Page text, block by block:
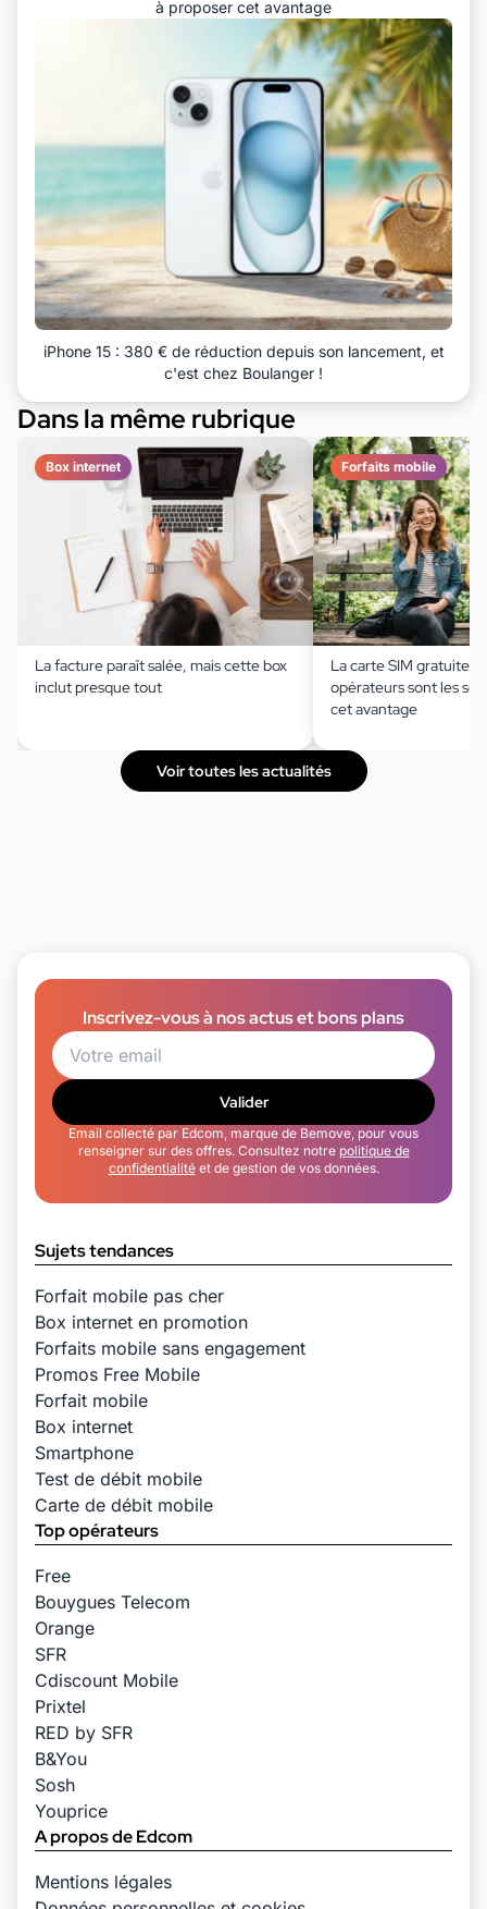
à proposer cet avantage
iPhone 15 : 380 € de réduction depuis son lancement, et
c'est chez Boulanger !
Dans la même rubrique
Box internet
La facture paraît salée, mais cette box
inclut presque tout
Forfaits mobile
La carte SIM gratuite ?
opérateurs sont les
cet avantage
Voir toutes les actualités
Inscrivez-vous à nos actus et bons plans
Valider
Email collecté par Edcom, marque de Bemove, pour vous
renseigner sur des offres. Consultez notre politique de
confidentialitéet de gestion de vos données.
Sujets tendances
Forfait mobile pas cher
Box internet en promotion
Forfaits mobile sans engagement
Promos Free Mobile
Forfait mobile
Box internet
Smartphone
Test de débit mobile
Carte de débit mobile
Top opérateurs
Free
Bouygues Telecom
Orange
SFR
Cdiscount Mobile
Prixtel
RED by SFR
B&You
Sosh
Youprice
A propos de Edcom
Mentions légales